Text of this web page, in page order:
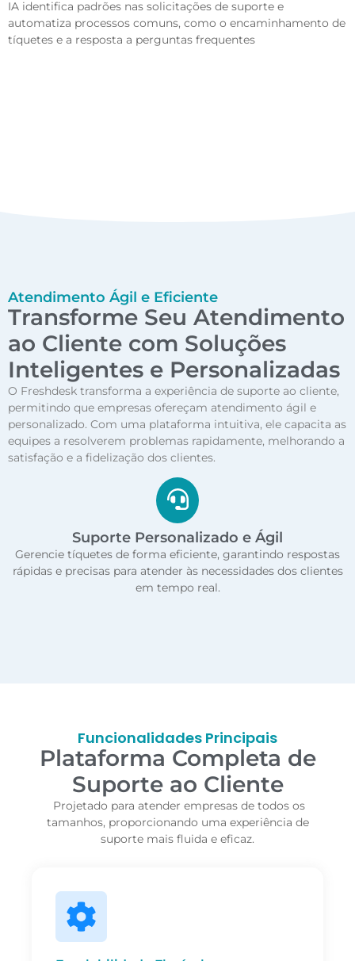
IA identifica padrões nas solicitações de suporte e
automatiza processos comuns, como o encaminhamento de
tíquetes e a resposta a perguntas frequentes
Atendimento Ágil e Eficiente
Transforme Seu Atendimento
ao Cliente com Soluções
Inteligentes e Personalizadas
O Freshdesk transforma a experiência de suporte ao cliente,
permitindo que empresas ofereçam atendimento ágil e
personalizado. Com uma plataforma intuitiva, ele capacita as
equipes a resolverem problemas rapidamente, melhorando a
satisfação e a fidelização dos clientes.
Suporte Personalizado e Ágil
Gerencie tíquetes de forma eficiente, garantindo respostas
rápidas e precisas para atender às necessidades dos clientes
em tempo real.
Funcionalidades Principais
Plataforma Completa de
Suporte ao Cliente
Projetado para atender empresas de todos os
tamanhos, proporcionando uma experiência de
suporte mais fluida e eficaz.